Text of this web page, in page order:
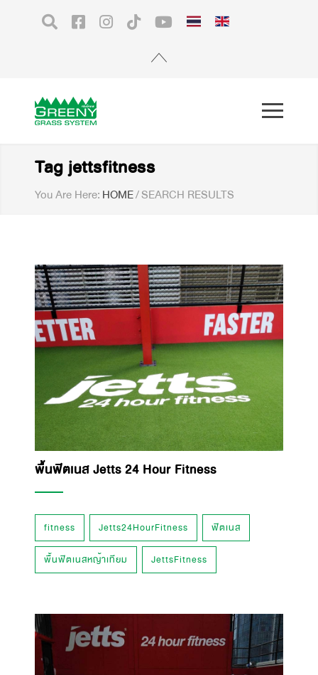
Tag jettsfitness
You Are Here: HOME/SEARCH RESULTS
พื้นฟิตเนส Jetts 24 Hour Fitness
fitness Jetts24HourFitness ฟิตเนส
พื้นฟิตเนสหญ้าเทียม JettsFitness